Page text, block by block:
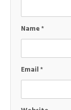
Name*
Email*